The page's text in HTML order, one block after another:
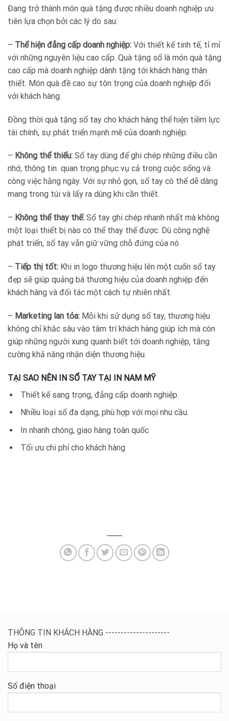
Đang trở thành món quà tặng được nhiều doanh nghiệp ưu
tiên lựa chọn bởi các lý do sau:
– Thể hiện đẳng cấp doanh nghiệp: Với thiết kế tinh tế, tỉ mỉ
với những nguyên liệu cao cấp. Quà tặng sổ là món quà tặng
cao cấp mà doanh nghiệp dành tặng tới khách hàng thân
thiết. Món quà đề cao sự tôn trọng của doanh nghiệp đối
với khách hàng.
Đồng thời quà tặng sổ tay cho khách hàng thể hiện tiềm lực
tài chính, sự phát triển mạnh mẽ của doanh nghiệp.
– Không thể thiếu: Sổ tay dùng để ghi chép những điều cần
nhớ, thông tin quan trọng phục vụ cả trong cuộc sống và
công việc hằng ngày. Với sự nhỏ gọn, sổ tay có thể dễ dàng
mang trong túi và lấy ra dùng khi cần thiết.
– Không thể thay thế: Sổ tay ghi chép nhanh nhất mà không
một loại thiết bị nào có thể thay thế được. Dù công nghệ
phát triển, sổ tay vẫn giữ vững chỗ đứng của nó
– Tiếp thị tốt: Khi in logo thương hiệu lên một cuốn sổ tay
đẹp sẽ giúp quảng bá thương hiệu của doanh nghiệp đến
khách hàng và đối tác một cách tự nhiên nhất.
– Marketing lan tỏa: Mỗi khi sử dụng sổ tay, thương hiệu
không chỉ khắc sâu vào tâm trí khách hàng giúp ích mà còn
giúp những người xung quanh biết tới doanh nghiệp, tăng
cường khả năng nhận diện thương hiệu.
TẠI SAO NÊN IN SỔ TAY TẠI IN NAM MỸ
Thiết kế sang trọng, đẳng cấp doanh nghiệp.
Nhiều loại sổ đa dạng, phù hợp với mọi nhu cầu.
In nhanh chóng, giao hàng toàn quốc
Tối ưu chi phí cho khách hàng
THÔNG TIN KHÁCH HÀNG ---------------------
Họ và tên
Số điện thoại